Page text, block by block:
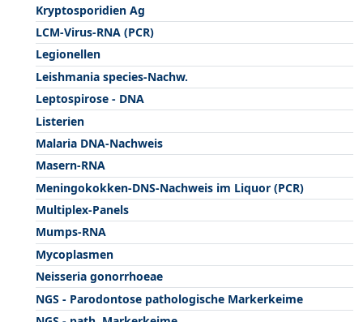
Kryptosporidien Ag
LCM-Virus-RNA (PCR)
Legionellen
Leishmania species-Nachw.
Leptospirose - DNA
Listerien
Malaria DNA-Nachweis
Masern-RNA
Meningokokken-DNS-Nachweis im Liquor (PCR)
Multiplex-Panels
Mumps-RNA
Mycoplasmen
Neisseria gonorrhoeae
NGS - Parodontose pathologische Markerkeime